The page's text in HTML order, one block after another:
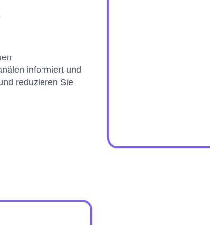
informiert und
reduzieren Sie